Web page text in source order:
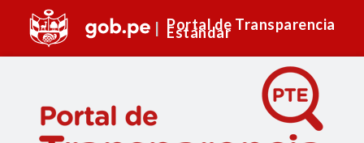
Portal de Transparencia
Estándar